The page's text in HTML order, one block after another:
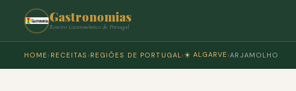
Gastronomias
Roteiro Gastronómico de Portugal
HOME › RECEITAS › REGIÕES DE PORTUGAL› ☀️ ALGARVE ›ARJAMOLHO